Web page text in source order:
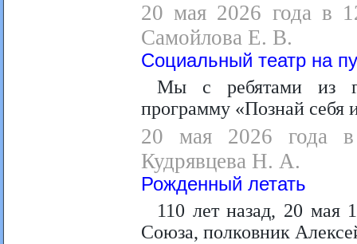
20 мая 2026 года в
Самойлова Е. В.
Социальный театр на
Мы с ребятами из
программу «Познай
20 мая 2026 года в
Кудрявцева Н. А.
Рожденный летать
110 лет назад, 20 мая
Союза, полковник